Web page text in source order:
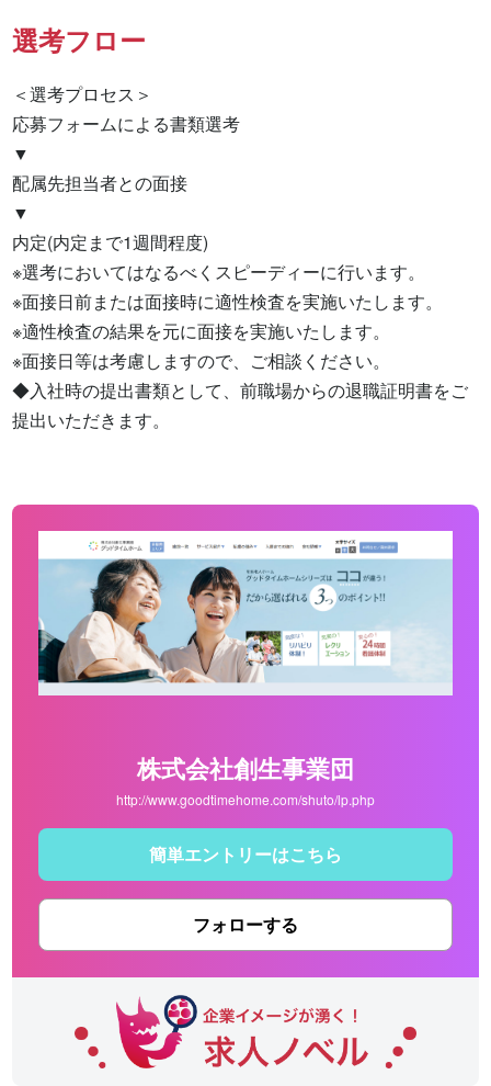
選考フロー
＜選考プロセス＞
応募フォームによる書類選考
▼
配属先担当者との面接
▼
内定(内定まで1週間程度)
※選考においてはなるべくスピーディーに行います。
※面接日前または面接時に適性検査を実施いたします。
※適性検査の結果を元に面接を実施いたします。
※面接日等は考慮しますので、ご相談ください。
◆入社時の提出書類として、前職場からの退職証明書をご
提出いただきます。
株式会社創生事業団
http://www.goodtimehome.com/shuto/lp.php
簡単エントリーはこちら
フォローする